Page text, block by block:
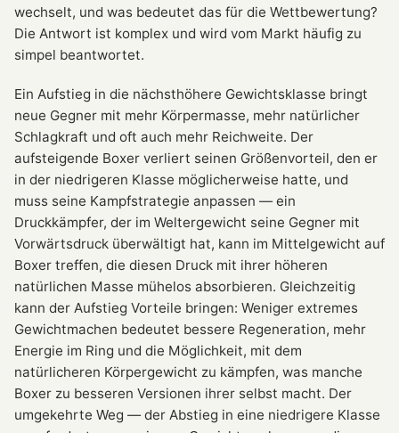
wechselt, und was bedeutet das für die Wettbewertung?
Die Antwort ist komplex und wird vom Markt häufig zu
simpel beantwortet.
Ein Aufstieg in die nächsthöhere Gewichtsklasse bringt
neue Gegner mit mehr Körpermasse, mehr natürlicher
Schlagkraft und oft auch mehr Reichweite. Der
aufsteigende Boxer verliert seinen Größenvorteil, den er
in der niedrigeren Klasse möglicherweise hatte, und
muss seine Kampfstrategie anpassen — ein
Druckkämpfer, der im Weltergewicht seine Gegner mit
Vorwärtsdruck überwältigt hat, kann im Mittelgewicht auf
Boxer treffen, die diesen Druck mit ihrer höheren
natürlichen Masse mühelos absorbieren. Gleichzeitig
kann der Aufstieg Vorteile bringen: Weniger extremes
Gewichtmachen bedeutet bessere Regeneration, mehr
Energie im Ring und die Möglichkeit, mit dem
natürlicheren Körpergewicht zu kämpfen, was manche
Boxer zu besseren Versionen ihrer selbst macht. Der
umgekehrte Weg — der Abstieg in eine niedrigere Klasse